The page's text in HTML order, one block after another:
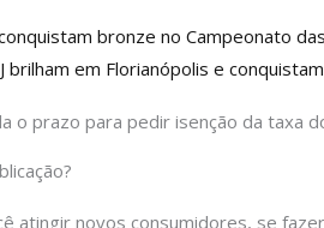
bronze no Campeonato
brilham em Florianópolis e
o prazo para pedir isenção da taxa
atingir novos consumidores, se